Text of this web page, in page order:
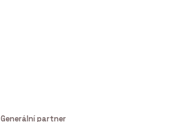
Generální partner